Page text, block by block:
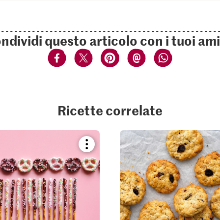
questo articolo con i tuoi
Ricette correlate
Bookmark
recipe
or
add
it